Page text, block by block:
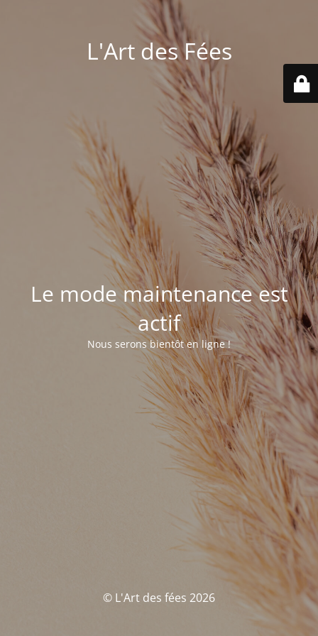
L'Art des Fées
Le mode maintenance est
actif
Nous serons bientôt en ligne !
© L'Art des fées 2026